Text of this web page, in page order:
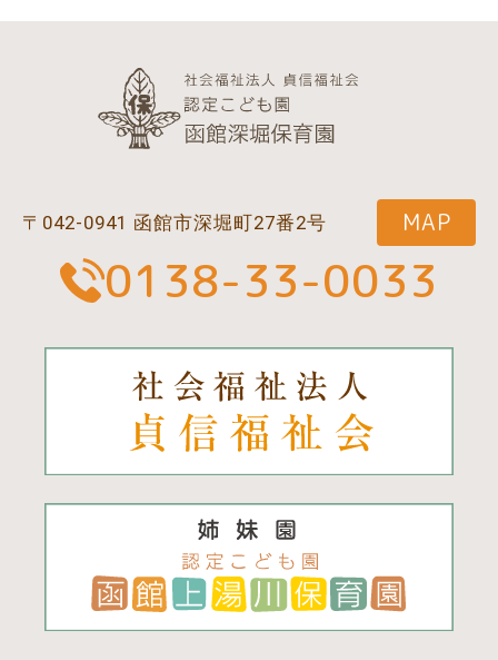
〒042-0941 函館市深堀町27番2号 MAP
0138-33-0033